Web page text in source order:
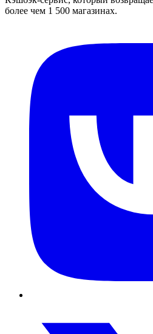
более чем 1 500 магазинах.